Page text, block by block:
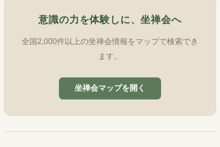
意識の力を体験しに、坐禅会へ
全国2,000件以上の坐禅会情報をマップで検索でき
ます。
坐禅会マップを開く